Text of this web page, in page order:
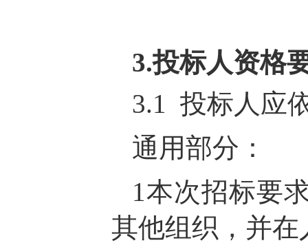
3.投标人资格
3.1 投标人应
通用部分：
1本次招标要
其他组织，并